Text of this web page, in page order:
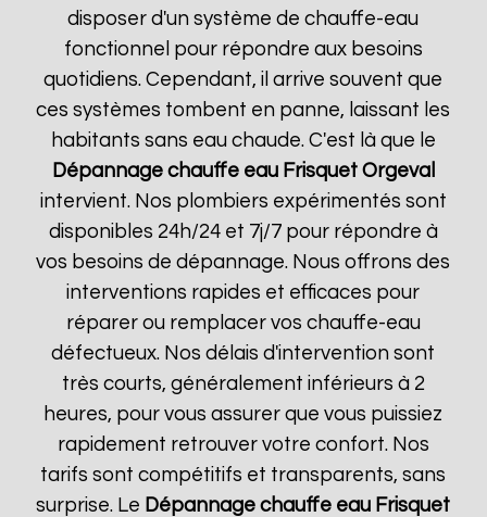
disposer d'un système de chauffe-eau
fonctionnel pour répondre aux besoins
quotidiens. Cependant, il arrive souvent que
ces systèmes tombent en panne, laissant les
habitants sans eau chaude. C'est là que le
Dépannage chauffe eau Frisquet Orgeval
intervient. Nos plombiers expérimentés sont
disponibles 24h/24 et 7j/7 pour répondre à
vos besoins de dépannage. Nous offrons des
interventions rapides et efficaces pour
réparer ou remplacer vos chauffe-eau
défectueux. Nos délais d'intervention sont
très courts, généralement inférieurs à 2
heures, pour vous assurer que vous puissiez
rapidement retrouver votre confort. Nos
tarifs sont compétitifs et transparents, sans
surprise. Le Dépannage chauffe eau Frisquet